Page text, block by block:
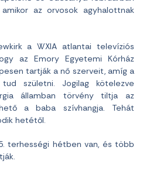
az orvosok agyhalottnak
a WXIA atlantai televíziós
az Emory Egyetemi Kórház
tartják a nő szerveit, amíg a
születni. Jogilag kötelezve
államban törvény tiltja az
a baba szívhangja. Tehát
hetétől.
terhességi hétben van, és több